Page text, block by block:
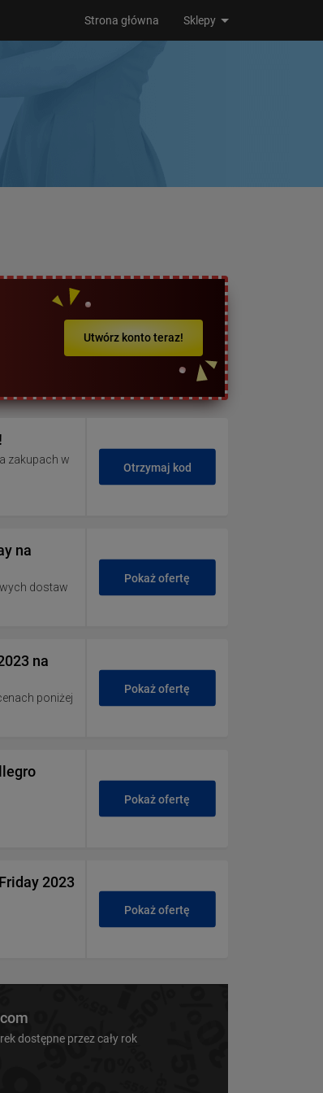
Strona główna Sklepy
Utwórz konto teraz!
w
Otrzymaj kod
na
dostaw
Pokaż ofertę
na
poniżej
Pokaż ofertę
Pokaż ofertę
2023
Pokaż ofertę
dostępne przez cały rok